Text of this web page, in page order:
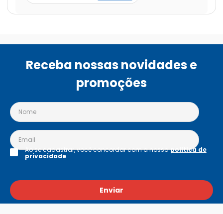
Receba nossas novidades e
promoções
Enviar
Ao se cadastrar, você concordar com a nossapolítica de
privacidade